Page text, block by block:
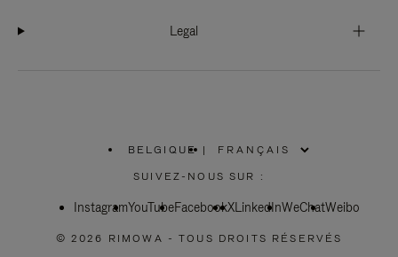
Legal
BELGIQUE
SÉLECTIONNEZ
VOTRE
|
SUIVEZ-NOUS SUR :
InstagramYouTubeFacebookXLinkedInWeChatWeibo
© 2026 RIMOWA - TOUS DROITS RÉSERVÉS